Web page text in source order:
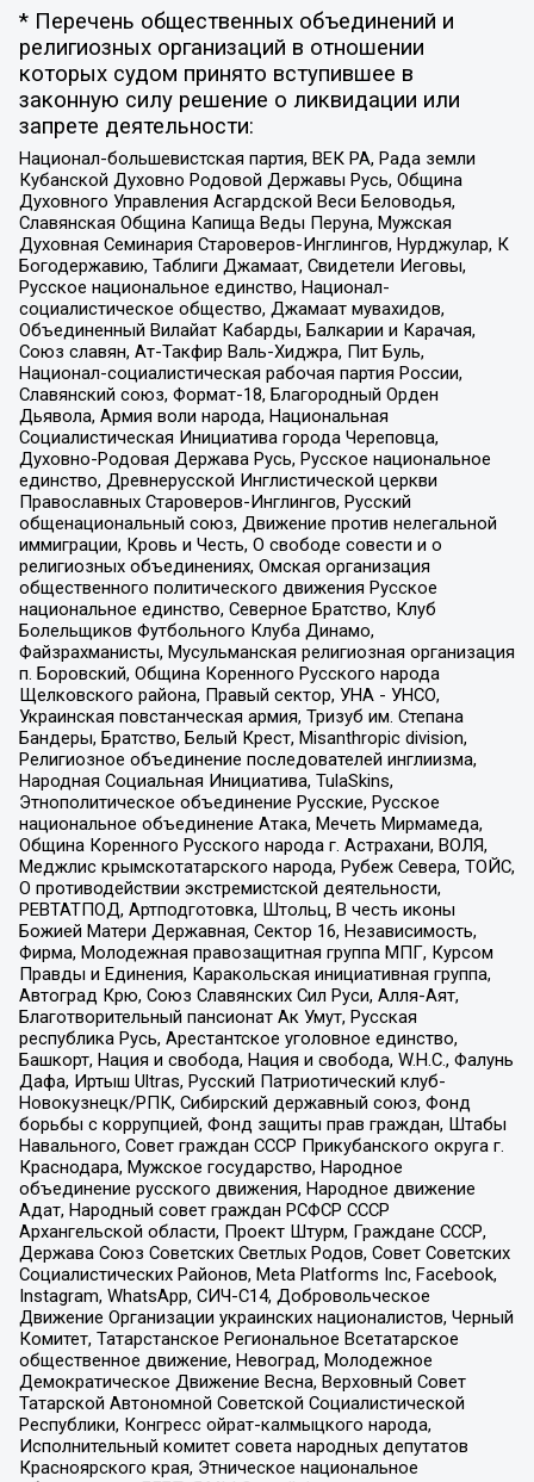
* Перечень общественных объединений и
религиозных организаций в отношении
которых судом принято вступившее в
законную силу решение о ликвидации или
запрете деятельности:
Национал-большевистская партия, ВЕК РА, Рада земли
Кубанской Духовно Родовой Державы Русь, Община
Духовного Управления Асгардской Веси Беловодья,
Славянская Община Капища Веды Перуна, Мужская
Духовная Семинария Староверов-Инглингов, Нурджулар, К
Богодержавию, Таблиги Джамаат, Свидетели Иеговы,
Русское национальное единство, Национал-
социалистическое общество, Джамаат мувахидов,
Объединенный Вилайат Кабарды, Балкарии и Карачая,
Союз славян, Ат-Такфир Валь-Хиджра, Пит Буль,
Национал-социалистическая рабочая партия России,
Славянский союз, Формат-18, Благородный Орден
Дьявола, Армия воли народа, Национальная
Социалистическая Инициатива города Череповца,
Духовно-Родовая Держава Русь, Русское национальное
единство, Древнерусской Инглистической церкви
Православных Староверов-Инглингов, Русский
общенациональный союз, Движение против нелегальной
иммиграции, Кровь и Честь, О свободе совести и о
религиозных объединениях, Омская организация
общественного политического движения Русское
национальное единство, Северное Братство, Клуб
Болельщиков Футбольного Клуба Динамо,
Файзрахманисты, Мусульманская религиозная организация
п. Боровский, Община Коренного Русского народа
Щелковского района, Правый сектор, УНА - УНСО,
Украинская повстанческая армия, Тризуб им. Степана
Бандеры, Братство, Белый Крест, Misanthropic division,
Религиозное объединение последователей инглиизма,
Народная Социальная Инициатива, TulaSkins,
Этнополитическое объединение Русские, Русское
национальное объединение Атака, Мечеть Мирмамеда,
Община Коренного Русского народа г. Астрахани, ВОЛЯ,
Меджлис крымскотатарского народа, Рубеж Севера, ТОЙС,
О противодействии экстремистской деятельности,
РЕВТАТПОД, Артподготовка, Штольц, В честь иконы
Божией Матери Державная, Сектор 16, Независимость,
Фирма, Молодежная правозащитная группа МПГ, Курсом
Правды и Единения, Каракольская инициативная группа,
Автоград Крю, Союз Славянских Сил Руси, Алля-Аят,
Благотворительный пансионат Ак Умут, Русская
республика Русь, Арестантское уголовное единство,
Башкорт, Нация и свобода, Нация и свобода, W.H.С., Фалунь
Дафа, Иртыш Ultras, Русский Патриотический клуб-
Новокузнецк/РПК, Сибирский державный союз, Фонд
борьбы с коррупцией, Фонд защиты прав граждан, Штабы
Навального, Совет граждан СССР Прикубанского округа г.
Краснодара, Мужское государство, Народное
объединение русского движения, Народное движение
Адат, Народный совет граждан РСФСР СССР
Архангельской области, Проект Штурм, Граждане СССР,
Держава Союз Советских Светлых Родов, Совет Советских
Социалистических Районов, Meta Platforms Inc, Facebook,
Instagram, WhatsApp, СИЧ-С14, Добровольческое
Движение Организации украинских националистов, Черный
Комитет, Татарстанское Региональное Всетатарское
общественное движение, Невоград, Молодежное
Демократическое Движение Весна, Верховный Совет
Татарской Автономной Советской Социалистической
Республики, Конгресс ойрат-калмыцкого народа,
Исполнительный комитет совета народных депутатов
Красноярского края, Этническое национальное